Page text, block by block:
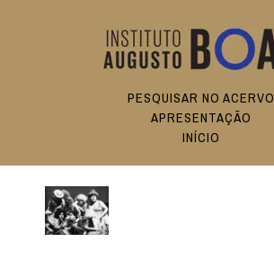
PESQUISAR NO ACERVO
APRESENTAÇÃO
INÍCIO